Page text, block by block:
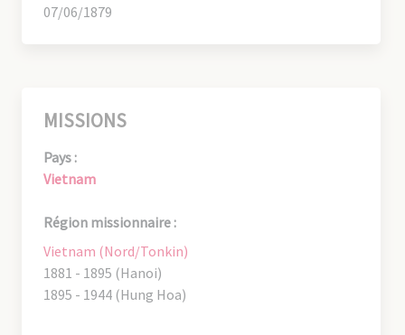
07/06/1879
MISSIONS
Pays :
Vietnam
Région missionnaire :
Vietnam (Nord/Tonkin)
1881 - 1895 (Hanoi)
1895 - 1944 (Hung Hoa)